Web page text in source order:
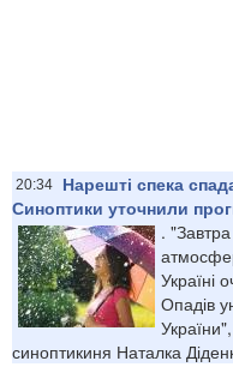
20:34
Нарешті спека
Синоптики уточнили
​.
Україні
Опадів
синоптикиня Наталка